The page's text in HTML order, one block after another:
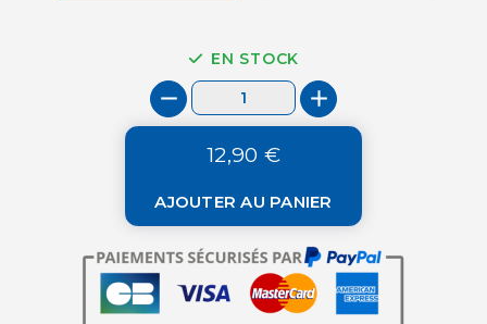
EN STOCK
12,90 €
AJOUTER AU PANIER